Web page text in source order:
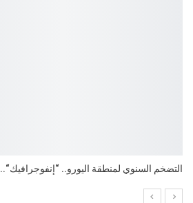
“انفوجرافيك“| مؤشر الدين العام العالمي بنهاية 2024م..!